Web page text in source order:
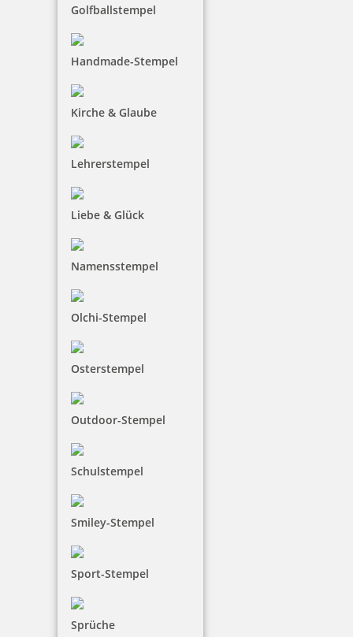
Golfballstempel
Handmade-Stempel
Kirche & Glaube
Lehrerstempel
Liebe & Glück
Namensstempel
Olchi-Stempel
Osterstempel
Outdoor-Stempel
Schulstempel
Smiley-Stempel
Sport-Stempel
Sprüche
Holzstempel Motiv Kleinigkeit für dich
Jetzt gestalten